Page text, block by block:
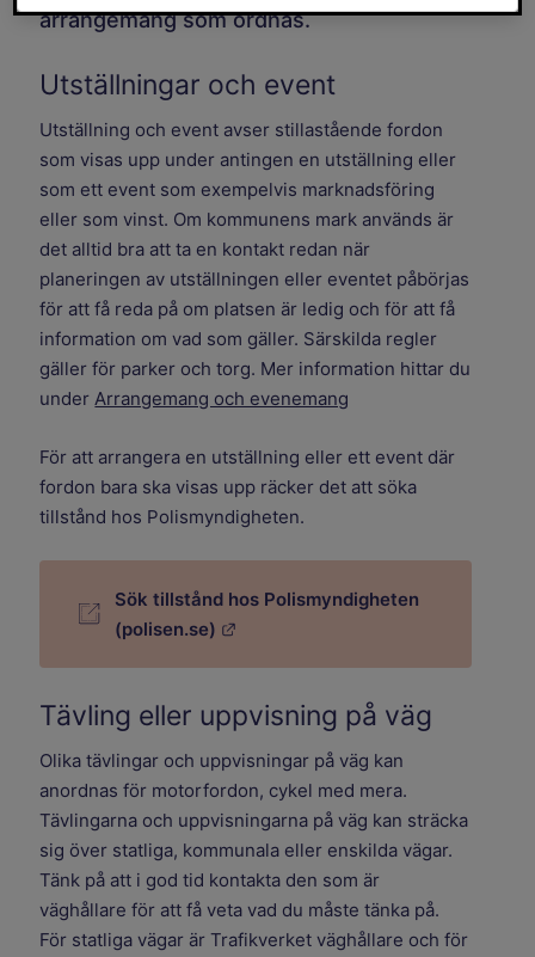
arrangemang som ordnas.
Utställningar och event
Utställning och event avser stillastående fordon
som visas upp under antingen en utställning eller
som ett event som exempelvis marknadsföring
eller som vinst. Om kommunens mark används är
det alltid bra att ta en kontakt redan när
planeringen av utställningen eller eventet påbörjas
för att få reda på om platsen är ledig och för att få
information om vad som gäller. Särskilda regler
gäller för parker och torg. Mer information hittar du
underArrangemang och evenemang
För att arrangera en utställning eller ett event där
fordon bara ska visas upp räcker det att söka
tillstånd hos Polismyndigheten.
Sök tillstånd hos Polismyndigheten
(polisen.se)
Tävling eller uppvisning på väg
Olika tävlingar och uppvisningar på väg kan
anordnas för motorfordon, cykel med mera.
Tävlingarna och uppvisningarna på väg kan sträcka
sig över statliga, kommunala eller enskilda vägar.
Tänk på att i god tid kontakta den som är
väghållare för att få veta vad du måste tänka på.
För statliga vägar är Trafikverket väghållare och för